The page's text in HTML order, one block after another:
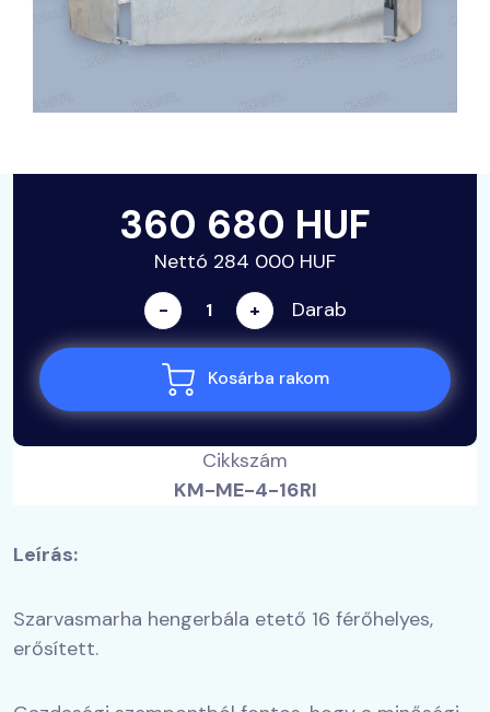
360 680 HUF
Nettó 284 000 HUF
- + Darab
Kosárba rakom
Cikkszám
KM-ME-4-16RI
Leírás:
Szarvasmarha hengerbála etető 16 férőhelyes,
erősített.